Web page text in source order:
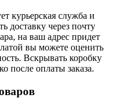
курьерская служба и
доставку через почту
на ваш адрес придет
вы можете оценить
Вскрывать коробку
после оплаты заказа.